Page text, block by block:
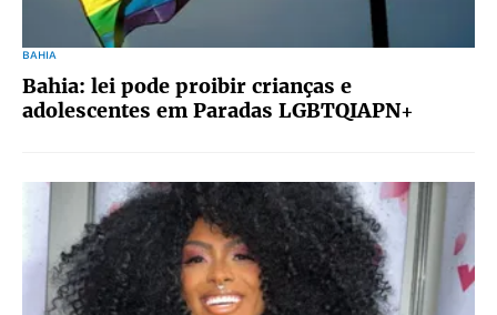
BAHIA
Bahia: lei pode proibir crianças e
adolescentes em Paradas LGBTQIAPN+